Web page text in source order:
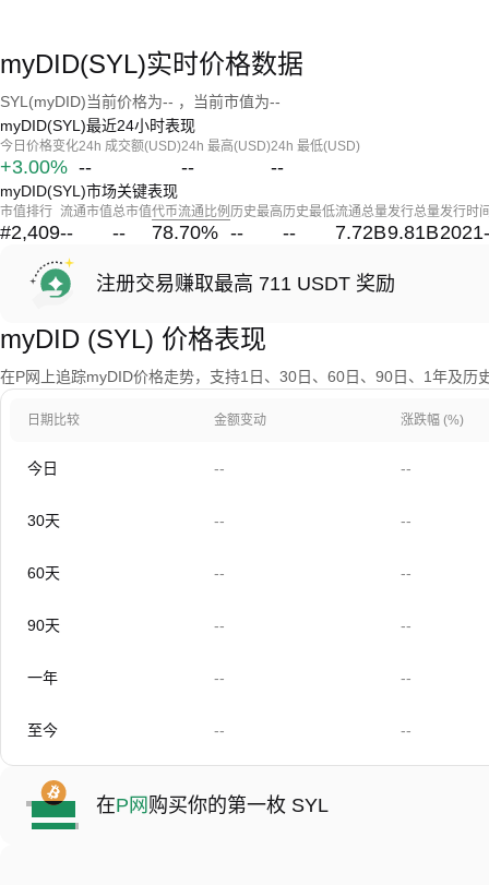
myDID(SYL)实时价格数据
SYL(myDID)当前价格为-- ，当前市值为--
myDID(SYL)最近24小时表现
今日价格变化
+3.00%
24h 成交额(USD)
--
24h 最高(USD)
--
24h 最低(USD)
--
myDID(SYL)市场关键表现
市值排行
#2,409
流通市值
--
总市值
--
代币流通比例
78.70%
历史最高
--
历史最低
--
流通总量
7.72B
发行总量
9.81B
发行时
注册交易赚取最高 711 USDT 奖励
myDID (SYL) 价格表现
在P网上追踪myDID价格走势，支持1日、30日、60日、90日、1年及历
日期比较 金额变动 涨跌幅 (%)
今日 -- --
30天 -- --
60天 -- --
90天 -- --
一年 -- --
至今 -- --
在P网 购买你的第一枚 SYL